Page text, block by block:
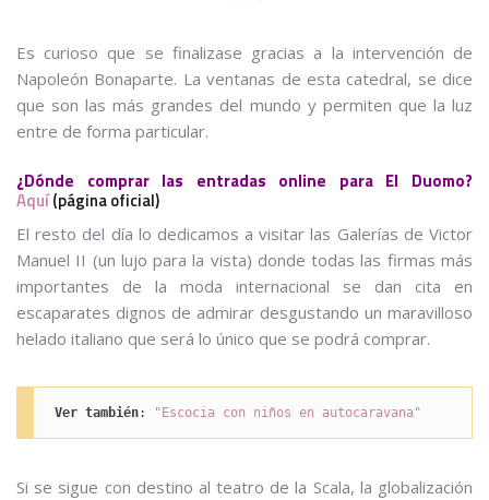
Es curioso que se finalizase gracias a la intervención de
Napoleón Bonaparte. La ventanas de esta catedral, se dice
que son las más grandes del mundo y permiten que la luz
entre de forma particular.
¿Dónde comprar las entradas online para El Duomo?
Aquí(página oficial)
El resto del día lo dedicamos a visitar las Galerías de Victor
Manuel II (un lujo para la vista) donde todas las firmas más
importantes de la moda internacional se dan cita en
escaparates dignos de admirar desgustando un maravilloso
helado italiano que será lo único que se podrá comprar.
Ver también: "Escocia con niños en autocaravana"
Si se sigue con destino al teatro de la Scala, la globalización